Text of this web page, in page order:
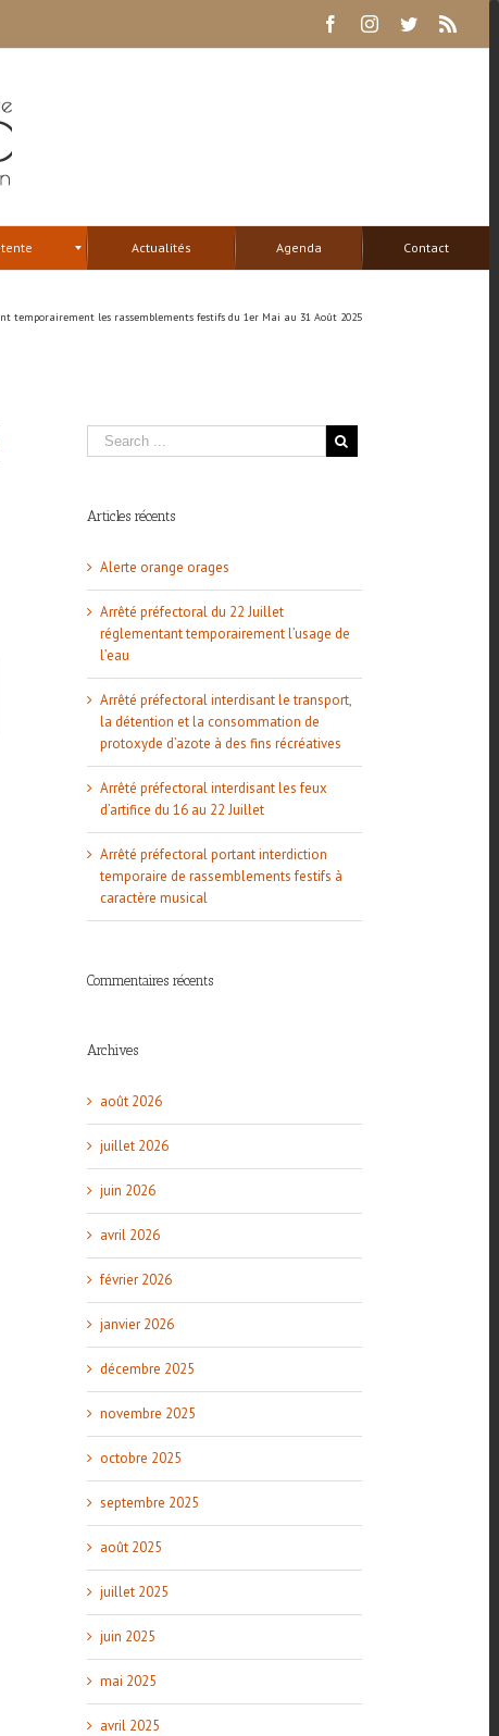
FacebookInstagram
Twitter
Actualités Agenda Contact
temporairement les rassemblements festifs du 1er Mai au 31 Août 2025
Articles récents
Alerte orange orages
Arrêté préfectoral du 22 Juillet
réglementant temporairement l’usage de
l’eau
Arrêté préfectoral interdisant le transport,
la détention et la consommation de
protoxyde d’azote à des fins récréatives
Arrêté préfectoral interdisant les feux
d’artifice du 16 au 22 Juillet
Arrêté préfectoral portant interdiction
temporaire de rassemblements festifs à
caractère musical
Commentaires récents
Archives
août 2026
juillet 2026
juin 2026
avril 2026
février 2026
janvier 2026
décembre 2025
novembre 2025
octobre 2025
septembre 2025
août 2025
juillet 2025
juin 2025
mai 2025
avril 2025